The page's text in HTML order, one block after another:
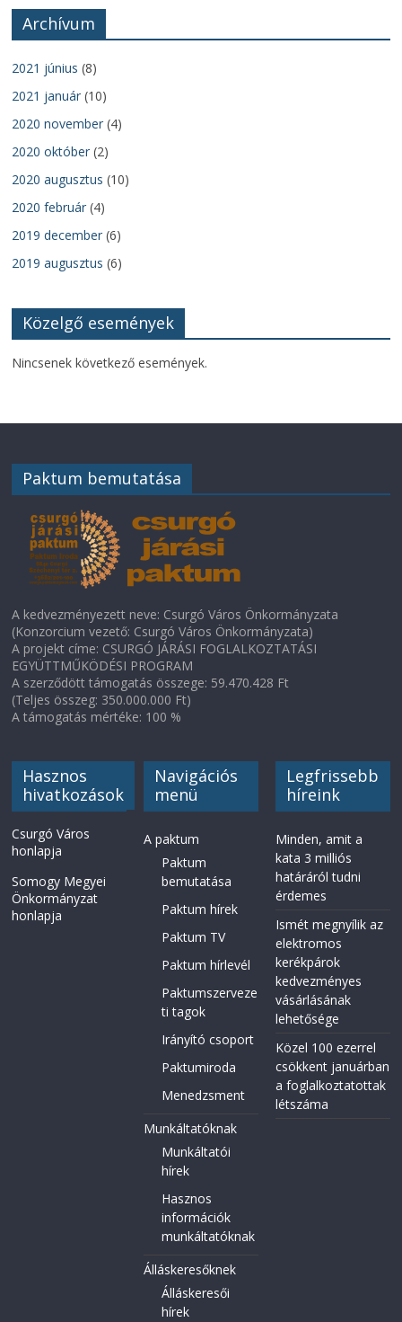
Archívum
2021 június (8)
2021 január (10)
2020 november (4)
2020 október (2)
2020 augusztus (10)
2020 február (4)
2019 december (6)
2019 augusztus (6)
Közelgő események
Nincsenek következő események.
Paktum bemutatása
A kedvezményezett neve: Csurgó Város Önkormányzata
(Konzorcium vezető: Csurgó Város Önkormányzata)
A projekt címe: CSURGÓ JÁRÁSI FOGLALKOZTATÁSI
EGYÜTTMŰKÖDÉSI PROGRAM
A szerződött támogatás összege: 59.470.428 Ft
(Teljes összeg: 350.000.000 Ft)
A támogatás mértéke: 100 %
Hasznos
hivatkozások
Csurgó Város
honlapja
Somogy Megyei
Önkormányzat
honlapja
Navigációs
menü
A paktum
Paktum
bemutatása
Paktum hírek
Paktum TV
Paktum hírlevél
Paktumszerveze
ti tagok
Irányító csoport
Paktumiroda
Menedzsment
Munkáltatóknak
Munkáltatói
hírek
Hasznos
információk
munkáltatóknak
Álláskeresőknek
Álláskeresői
hírek
Legfrissebb
híreink
Minden, amit a
kata 3 milliós
határáról tudni
érdemes
Ismét megnyílik az
elektromos
kerékpárok
kedvezményes
vásárlásának
lehetősége
Közel 100 ezerrel
csökkent januárban
a foglalkoztatottak
létszáma